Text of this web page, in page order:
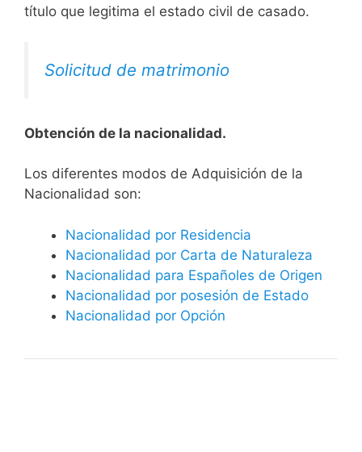
título que legitima el estado civil de casado.
Solicitud de matrimonio
Obtención de la nacionalidad.
​​​Los diferentes modos de Adquisición de la
Nacionalidad son:
Nacionalidad por Residencia
Nacionalidad por Carta de Naturaleza
Nacionalidad para Españoles de Origen
Nacionalidad por posesión de Estado
Nacionalidad por Opción